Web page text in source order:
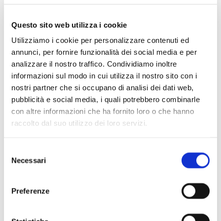
Questo sito web utilizza i cookie
Utilizziamo i cookie per personalizzare contenuti ed
annunci, per fornire funzionalità dei social media e per
analizzare il nostro traffico. Condividiamo inoltre
informazioni sul modo in cui utilizza il nostro sito con i
nostri partner che si occupano di analisi dei dati web,
pubblicità e social media, i quali potrebbero combinarle
con altre informazioni che ha fornito loro o che hanno
raccolto dal suo utilizzo dei loro servizi.
delNecessari
Preferenze
«La 79a stagione 2023/2024 – spiega
sarà un vero e proprio viaggio nel cuore dell’orchestra fino a
raggiungere l’anima che alberga in ciascuno strumento e che
si manifesta nelle combinazioni tra solo e tutti. Andremo
così alla scoperta del repertorio concertistico e sinfonico,
provando a trovare in esso e nelle sue componenti altrettanti
strumenti in grado di “intonare” le anime di tutti gli
ascoltatori con molteplice e inconfondibile espressività. Una
valorizzano la dimensione sinfonico-concertante (da Saint-
Saëns a Beethoven, da Mozart a Schumann ma anche
Šostakovič, Martinů e tanti altri). Ci appariranno così i
diversi volti tanto del solismo quanto del gioco concertante
tra le sezioni dell’orchestra. Il programma offrirà inoltre una